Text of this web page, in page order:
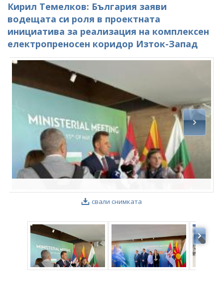
ЗА ОБЩЕСТВЕНО ОБСЪЖДАНЕ
ПРОЕКТИ ЗА ОБЩЕСТВЕНО ОБСЪЖДАНЕ
ЗАВЪРШИЛИ ПРОЦЕДУРИ ЗА ОБЩЕСТВЕНО
ИНТЕРВЮТА
ПАРЛАМЕНТАРЕН КОНТРОЛ
ФОТОГАЛЕРИЯ
ВИДЕОГАЛЕРИЯ
Кирил Темелков: България заяви
водещата си роля в проектната
инициатива за реализация на комплексен
електропреносен коридор Изток-Запад
свали снимката